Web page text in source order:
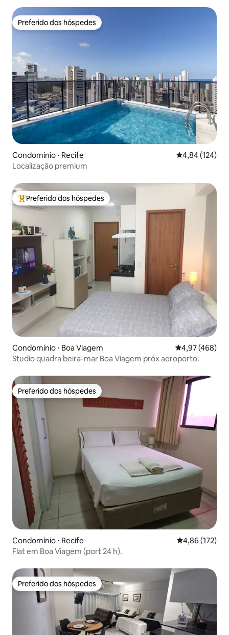
Preferido dos hóspedes
Preferido dos hóspedes
Condomínio ⋅ Recife 4,84 de uma
4,84 (124)
Localização premium
Entre os melhores preferidos dos hóspedes
Preferido dos hóspedes
Condomínio ⋅ Boa Viagem 4,97 de uma
4,97 (468)
Studio quadra beira-mar Boa Viagem próx aeroporto.
Preferido dos hóspedes
Preferido dos hóspedes
Condomínio ⋅ Recife 4,86 de uma
4,86 (172)
Flat em Boa Viagem (port 24 h).
Preferido dos hóspedes
Preferido dos hóspedes